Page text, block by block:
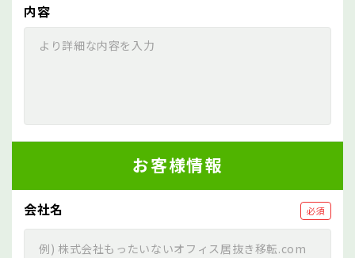
内容
お客様情報
会社名 必須